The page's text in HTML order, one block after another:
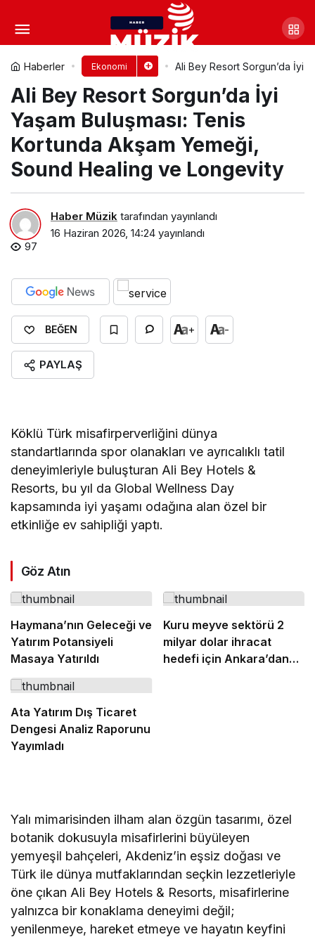
Haberler Ekonomi Ali Bey Resort Sorgun’da İyi
Ali Bey Resort Sorgun’da İyi
Yaşam Buluşması: Tenis
Kortunda Akşam Yemeği,
Sound Healing ve Longevity
Haber Müzik tarafından yayınlandı
16 Haziran 2026, 14:24 yayınlandı
97
BEĞEN + -
PAYLAŞ
Köklü Türk misafirperverliğini dünya
standartlarında spor olanakları ve ayrıcalıklı tatil
deneyimleriyle buluşturan Ali Bey Hotels &
Resorts, bu yıl da Global Wellness Day
kapsamında iyi yaşamı odağına alan özel bir
etkinliğe ev sahipliği yaptı.
Göz Atın
Haymana’nın Geleceği ve
Yatırım Potansiyeli
Masaya Yatırıldı
Kuru meyve sektörü 2
milyar dolar ihracat
hedefi için Ankara’dan
Ata Yatırım Dış Ticaret
Dengesi Analiz Raporunu
Yayımladı
Yalı mimarisinden ilham alan özgün tasarımı, özel
botanik dokusuyla misafirlerini büyüleyen
yemyeşil bahçeleri, Akdeniz’in eşsiz doğası ve
Türk ile dünya mutfaklarından seçkin lezzetleriyle
öne çıkan Ali Bey Hotels & Resorts, misafirlerine
yalnızca bir konaklama deneyimi değil;
yenilenmeye, hareket etmeye ve hayatın keyfini
Tarım Ürünleri Üretici Fiyat
Endeksi, Mayıs 2026
Yorum Yap